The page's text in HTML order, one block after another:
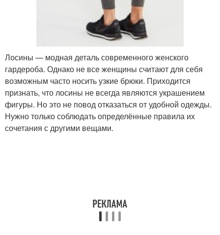
Тенденции для мужчин Модные решения
Тенденции в сфере Тенденции в питании
Тенденции в
Лосины — модная деталь современного женского
гардероба. Однако не все женщины считают для себя
возможным часто носить узкие брюки. Приходится
признать, что лосины не всегда являются украшением
фигуры. Но это не повод отказаться от удобной одежды.
Нужно только соблюдать определённые правила их
сочетания с другими вещами.